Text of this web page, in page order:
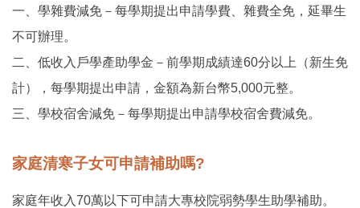
一、學雜費減免－每學期提出申請學費、雜費全免，延畢生
不可辦理。
二、低收入戶學產助學金－前學期成績達60分以上（新生免
計），每學期提出申請，金額為新台幣5,000元整。
三、學校宿舍減免－每學期提出申請學校宿舍費減免。
家庭清寒子女可申請補助嗎?
家庭年收入70萬以下可申請大專校院弱勢學生助學補助。